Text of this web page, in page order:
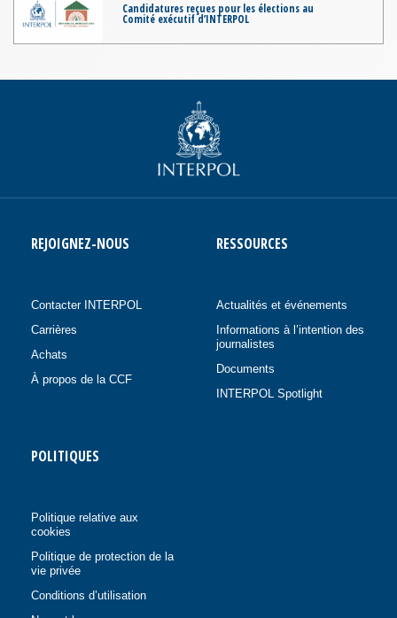
Candidatures reçues pour les élections au
Comité exécutif d’INTERPOL
REJOIGNEZ-NOUS
Contacter INTERPOL
Carrières
Achats
À propos de la CCF
RESSOURCES
Actualités et événements
Informations à l’intention des
journalistes
Documents
INTERPOL Spotlight
POLITIQUES
Politique relative aux
cookies
Politique de protection de la
vie privée
Conditions d’utilisation